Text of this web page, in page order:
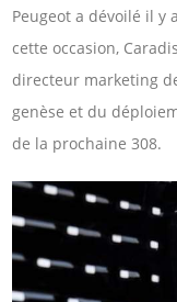
Peugeot a dévoilé il y
cette occasion,
directeur marketing
genèse et du
de la prochaine 308.